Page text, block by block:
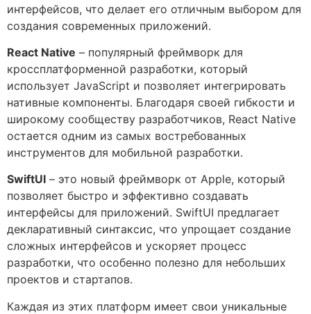
интерфейсов, что делает его отличным выбором для
создания современных приложений.
React Native – популярный фреймворк для
кроссплатформенной разработки, который
использует JavaScript и позволяет интегрировать
нативные компоненты. Благодаря своей гибкости и
широкому сообществу разработчиков, React Native
остается одним из самых востребованных
инструментов для мобильной разработки.
SwiftUI – это новый фреймворк от Apple, который
позволяет быстро и эффективно создавать
интерфейсы для приложений. SwiftUI предлагает
декларативный синтаксис, что упрощает создание
сложных интерфейсов и ускоряет процесс
разработки, что особенно полезно для небольших
проектов и стартапов.
Каждая из этих платформ имеет свои уникальные